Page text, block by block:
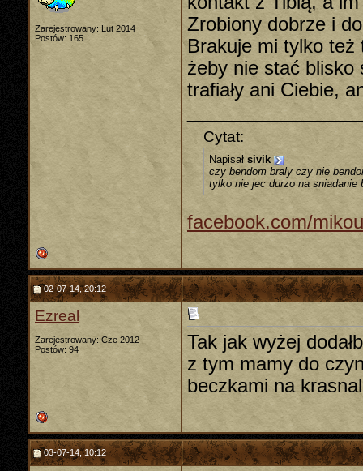
Zarejestrowany: Lut 2014
Postów: 165
Zrobiony dobrze i
Brakuje mi tylko
żeby nie stać blisko
trafiały ani Ciebie,
Cytat:
Napisał sivik
czy bendom braly czy nie
tylko nie jec durzo na sniadanie
facebook.com/
02-07-14, 20:12
Ezreal
Zarejestrowany: Cze 2012
Postów: 94
Tak jak wyżej
z tym mamy do
beczkami na
03-07-14, 10:12